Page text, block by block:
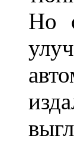
Но